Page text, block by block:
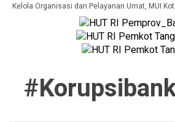
Kelola Organisasi dan Pelayanan Umat, MUI